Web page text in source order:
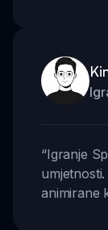
“Igranje
animirane